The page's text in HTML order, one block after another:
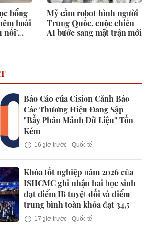
bổng
hoài
nối'
Mỹ cấm robot hình người
Trung Quốc, cuộc chiến
AI bước sang mặt trận mới
Báo Cáo của Cision Cảnh Báo
Các Thương Hiệu Đang Sập
"Bẫy Phân Mảnh Dữ Liệu" Tốn
Kém
16 giờ trước Quốc tế
Khóa tốt nghiệp năm 2026 của
ISHCMC ghi nhận hai học sinh
đạt điểm IB tuyệt đối và điểm
trung bình toàn khóa đạt 34,5
17 giờ trước Quốc tế